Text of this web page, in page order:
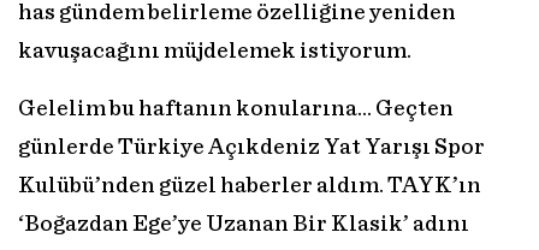
has gündem belirleme özelliğine yeniden
kavuşacağını müjdelemek istiyorum.
Gelelim bu haftanın konularına… Geçten
günlerde Türkiye Açıkdeniz Yat Yarışı Spor
Kulübü’nden güzel haberler aldım. TAYK’ın
‘Boğazdan Ege’ye Uzanan Bir Klasik’ adını